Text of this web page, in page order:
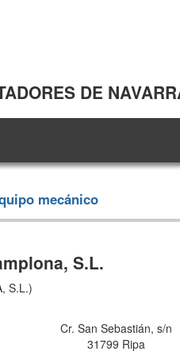
DE
mecánico
S.L.
S.L.)
Cr. San Sebastián, s/n
31799 Ripa